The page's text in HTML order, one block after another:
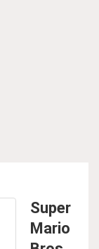
Super
Mario